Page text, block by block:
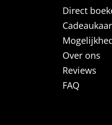
Direct
Over ons
Reviews
FAQ